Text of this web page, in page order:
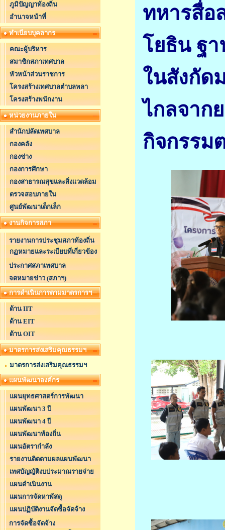
ภูมิปัญญาท้องถิ่น
อำนาจหน้าที่
ทำเนียบบุคลากร
คณะผู้บริหาร
สมาชิกสภาเทศบาล
หัวหน้าส่วนราชการ
โครงสร้างเทศบาลตำบลพลา
โครงสร้างพนักงาน
หน่วยงานภายใน
สำนักปลัดเทศบาล
กองคลัง
กองช่าง
กองการศึกษา
กองสาธารณสุขและสิ่งแวดล้อม
ตรวจสอบภายใน
ศูนย์พัฒนาเด็กเล็ก
งานกิจการสภา
รายงานการประชุมสภาท้องถิ่น
กฏหมายและระเบียบที่เกี่ยวข้อง
ประกาศสภาเทศบาล
จดหมายข่าว (สภาฯ)
การดำเนินการตามมาตรการฯ
ด้าน IIT
ด้าน EIT
ด้าน OIT
มาตรการส่งเสริมคุณธรรมฯ
มาตรการส่งเสริมคุณธรรมฯ
แผนพัฒนาองค์กร
แผนยุทธศาสตร์การพัฒนา
แผนพัฒนา 3 ปี
แผนพัฒนา 4 ปี
แผนพัฒนาท้องถิ่น
แผนอัตรากำลัง
รายงานติดตามผลแผนพัฒนา
เทศบัญญัติงบประมาณรายจ่าย
แผนดำเนินงาน
แผนการจัดหาพัสดุ
แผนปฏิบัติงานจัดซื้อจัดจ้าง
การจัดซื้อจัดจ้าง
ทหารสื่อ
โยธิน ฐ
ในสังกัด
ไกลจาก
กิจกรรม